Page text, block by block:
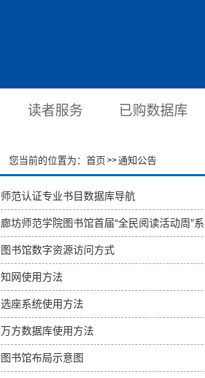
读者服务 已购数据库
您当前的位置为： 首页 >>通知公告
师范认证专业书目数据库导航
廊坊师范学院图书馆首届“全民阅读活动周”
图书馆数字资源访问方式
知网使用方法
选座系统使用方法
万方数据库使用方法
图书馆布局示意图